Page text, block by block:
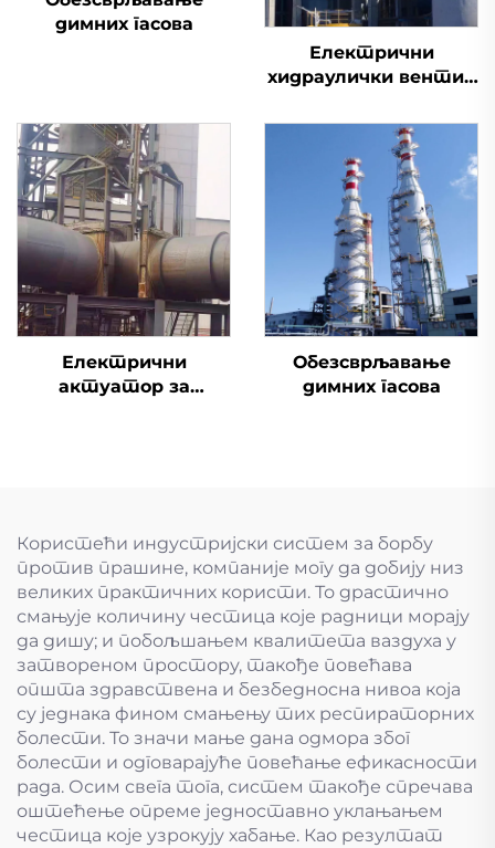
димних гасова
Електрични
хидраулички вентил
Електрични
актуатор за
Обезсврљавање
димних гасова
Користећи индустријски систем за борбу
против прашине, компаније могу да добију низ
великих практичних користи. То драстично
смањује количину честица које радници морају
да дишу; и побољшањем квалитета ваздуха у
затвореном простору, такође повећава
општа здравствена и безбедносна нивоа која
су једнака фином смањењу тих респираторних
болести. То значи мање дана одмора због
болести и одговарајуће повећање ефикасности
рада. Осим свега тога, систем такође спречава
оштећење опреме једноставно уклањањем
честица које узрокују хабање. Као резултат